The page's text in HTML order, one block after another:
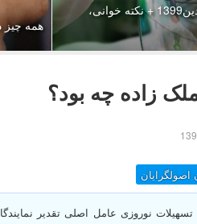
بیانات امام خامنه ای در نیمه شعبان؛ 21فروردین1399 + نکته خوانی،
همه
زاده چه بود؟
نوروزی عامل اصلی تقدیر